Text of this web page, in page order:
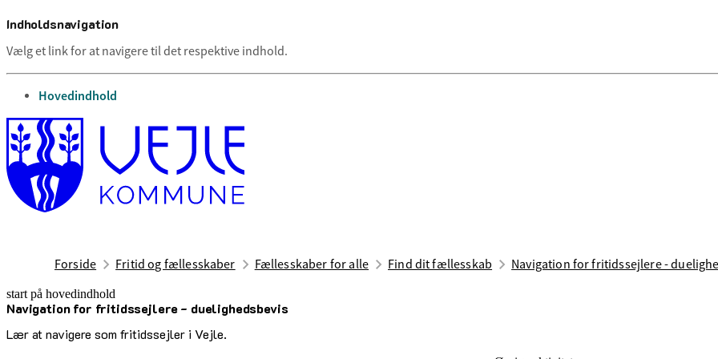
Indholdsnavigation
Vælg et link for at navigere til det respektive indhold.
gå til
Hovedindhold
Forside Fritid og fællesskaber Fællesskaber for alle Find dit fællesskab Navigation for fritidssejlere -
start på hovedindhold
Navigation for fritidssejlere - duelighedsbevis
Lær at navigere som fritidssejler i Vejle.
senest opdateret 12. maj 2026